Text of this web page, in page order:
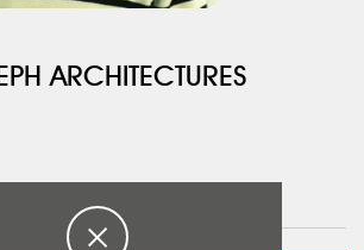
ARCHITECTURES